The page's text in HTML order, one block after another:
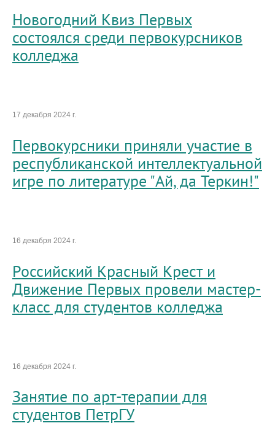
Новогодний Квиз Первых
состоялся среди первокурсников
колледжа
17 декабря 2024 г.
Первокурсники приняли участие в
республиканской интеллектуальной
игре по литературе "Ай, да Теркин!"
16 декабря 2024 г.
Российский Красный Крест и
Движение Первых провели мастер-
класс для студентов колледжа
16 декабря 2024 г.
Занятие по арт-терапии для
студентов ПетрГУ